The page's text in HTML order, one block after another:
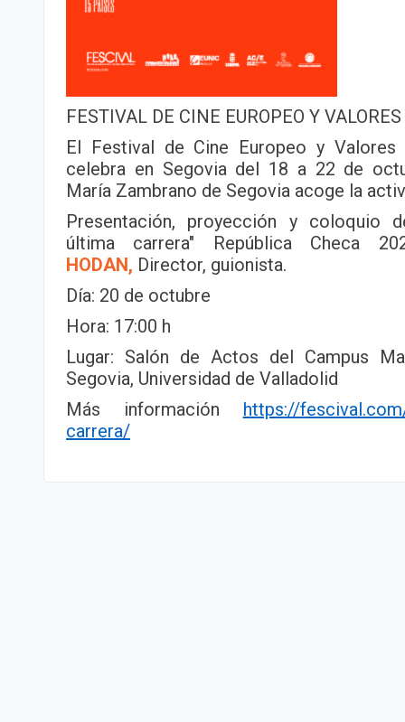
FESTIVAL DE CINE EUROPEO Y
El Festival de Cine Europeo y Valores
celebra en Segovia del 18 a 22 de
María Zambrano de Segovia acoge la
Presentación, proyección y coloquio
última carrera" República Checa
HODAN, Director, guionista.
Día: 20 de octubre
Hora: 17:00 h
Lugar: Salón de Actos del Campus
Segovia, Universidad de Valladolid
Más información https://
carrera/